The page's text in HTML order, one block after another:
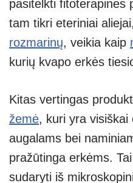
pasitelkti fitoterapines
tam tikri eteriniai
rozmarinų, veikia kaip
kurių kvapo erkės
Kitas vertingas
žemė, kuri yra visiškai
augalams bei
pražūtinga erkėms.
sudaryti iš